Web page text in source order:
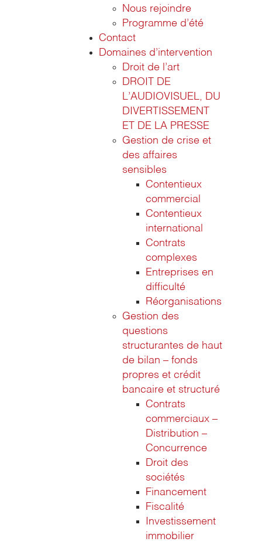
Nous rejoindre
Programme d’été
Contact
Domaines d’intervention
Droit de l’art
DROIT DE
L’AUDIOVISUEL, DU
DIVERTISSEMENT
ET DE LA PRESSE
Gestion de crise et
des affaires
sensibles
Contentieux
commercial
Contentieux
international
Contrats
complexes
Entreprises en
difficulté
Réorganisations
Gestion des
questions
structurantes de haut
de bilan – fonds
propres et crédit
bancaire et structuré
Contrats
commerciaux –
Distribution –
Concurrence
Droit des
sociétés
Financement
Fiscalité
Investissement
immobilier